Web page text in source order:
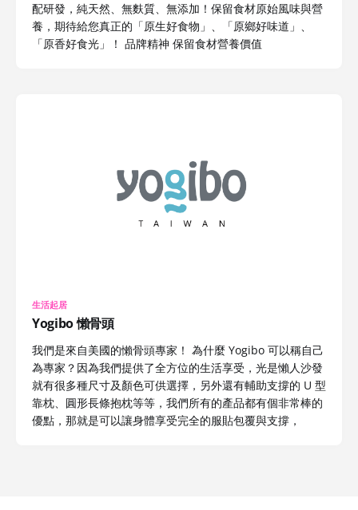
配研發，純天然、無麩質、無添加！保留食材原始風味與營
養，期待給您真正的「原生好食物」、「原鄉好味道」、
「原香好食光」！ 品牌精神 保留食材營養價值
生活起居
Yogibo 懶骨頭
我們是來自美國的懶骨頭專家！ 為什麼 Yogibo 可以稱自己
為專家？因為我們提供了全方位的生活享受，光是懶人沙發
就有很多種尺寸及顏色可供選擇，另外還有輔助支撐的 U 型
靠枕、圓形長條抱枕等等，我們所有的產品都有個非常棒的
優點，那就是可以讓身體享受完全的服貼包覆與支撐，